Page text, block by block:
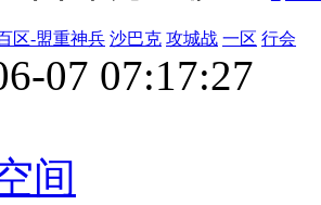
区-盟重神兵 沙巴克 攻城战 一区 行会
07 07:17:27
间